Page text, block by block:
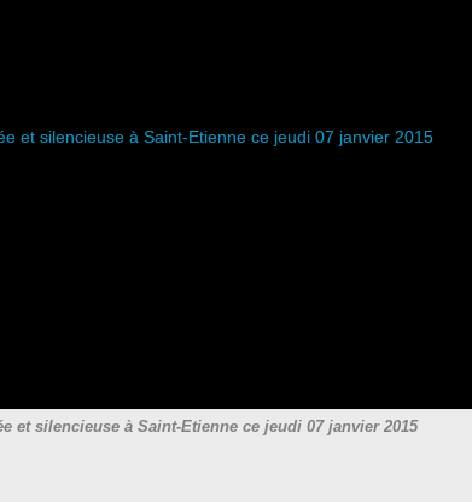
et silencieuse à Saint-Etienne ce jeudi 07 janvier 2015